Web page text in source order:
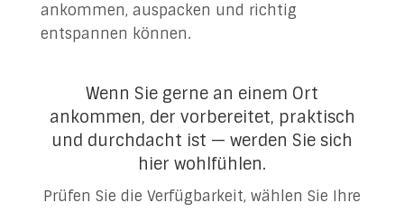
ankommen, auspacken und richtig
entspannen können.
Wenn Sie gerne an einem Ort
ankommen, der vorbereitet, praktisch
und durchdacht ist — werden Sie sich
hier wohlfühlen.
Prüfen Sie die Verfügbarkeit, wählen Sie Ihre